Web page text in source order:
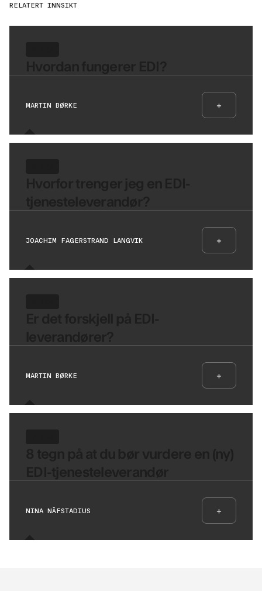
RELATERT INNSIKT
MARTIN BØRKE +
JOACHIM FAGERSTRAND LANGVIK +
MARTIN BØRKE +
NINA NÄFSTADIUS +